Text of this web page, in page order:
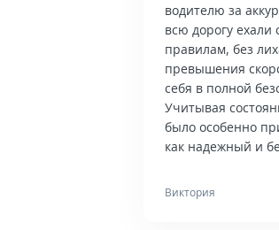
водителю за
всю дорогу ехали
правилам, без
превышения
себя в полной
Учитывая
было особенно
как надежный и
Виктория